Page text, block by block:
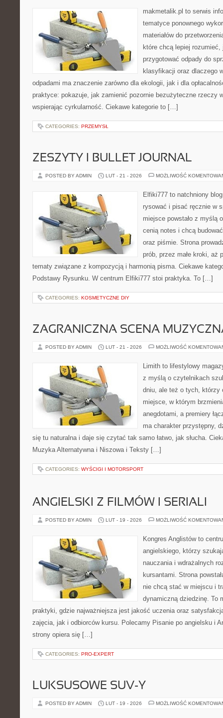
makmetalik.pl to serwis
tematyce ponownego
materiałów do
które chcą lepiej rozumieć,
przygotować odpady do
klasyfikacji oraz dlaczego
odpadami ma znaczenie zarówno dla ekologii, jak i dla
praktyce: pokazuje, jak zamienić pozornie bezużyteczne rzeczy
wspierając cyrkularność. Ciekawe kategorie to […]
CATEGORIES: PRZEMYSŁ
ZESZYTY I BULLET JOURNAL
POSTED BY ADMIN LUT - 21 - 2026 MOŻLIWOŚĆ
Elfiki777 to natchniony
rysować i pisać ręcznie w
miejsce powstało z myślą
cenią notes i chcą
oraz piśmie. Strona
prób, przez małe kroki, aż
tematy związane z kompozycją i harmonią pisma. Ciekawe
Podstawy Rysunku. W centrum Elfiki777 stoi praktyka. To […]
CATEGORIES: KOSMETYCZNE DIY
ZAGRANICZNA SCENA
POSTED BY ADMIN LUT - 21 - 2026 MOŻLIWOŚĆ
Limith to lifestylowy
z myślą o czytelnikach
dniu, ale też o tych, którzy
miejsce, w którym
anegdotami, a premiery
ma charakter przystępny,
się tu naturalna i daje się czytać tak samo łatwo, jak słucha.
Muzyka Alternatywna i Niszowa i Teksty […]
CATEGORIES: WYŚCIGI I MOTORSPORT
ANGIELSKI Z FILMÓW I SERIALI
POSTED BY ADMIN LUT - 19 - 2026 MOŻLIWOŚĆ
Kongres Anglistów to
angielskiego, którzy
nauczania i wdrażalnych
kursantami. Strona
nie chcą stać w miejscu i
dynamiczną dziedzinę. To
praktyki, gdzie najważniejsza jest jakość uczenia oraz
zajęcia, jak i odbiorców kursu. Polecamy Pisanie po angielsku i
strony opiera się […]
CATEGORIES: PRO-EXPERT
LUKSUSOWE SUV-Y
POSTED BY ADMIN LUT - 19 - 2026 MOŻLIWOŚĆ